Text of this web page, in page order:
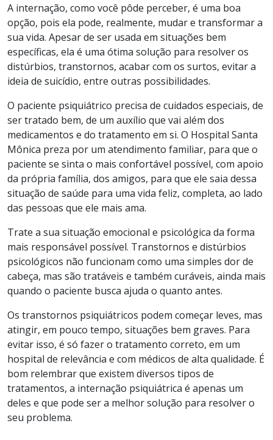
A internação, como você pôde perceber, é uma boa
opção, pois ela pode, realmente, mudar e transformar a
sua vida. Apesar de ser usada em situações bem
específicas, ela é uma ótima solução para resolver os
distúrbios, transtornos, acabar com os surtos, evitar a
ideia de suicídio, entre outras possibilidades.
O paciente psiquiátrico precisa de cuidados especiais, de
ser tratado bem, de um auxílio que vai além dos
medicamentos e do tratamento em si. O Hospital Santa
Mônica preza por um atendimento familiar, para que o
paciente se sinta o mais confortável possível, com apoio
da própria família, dos amigos, para que ele saia dessa
situação de saúde para uma vida feliz, completa, ao lado
das pessoas que ele mais ama.
Trate a sua situação emocional e psicológica da forma
mais responsável possível. Transtornos e distúrbios
psicológicos não funcionam como uma simples dor de
cabeça, mas são tratáveis e também curáveis, ainda mais
quando o paciente busca ajuda o quanto antes.
Os transtornos psiquiátricos podem começar leves, mas
atingir, em pouco tempo, situações bem graves. Para
evitar isso, é só fazer o tratamento correto, em um
hospital de relevância e com médicos de alta qualidade. É
bom relembrar que existem diversos tipos de
tratamentos, a internação psiquiátrica é apenas um
deles e que pode ser a melhor solução para resolver o
seu problema.